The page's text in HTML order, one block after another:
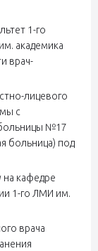
1-го
академика
врач-
лицевого
с
№17
больница) под
на кафедре
1-го ЛМИ им.
врача